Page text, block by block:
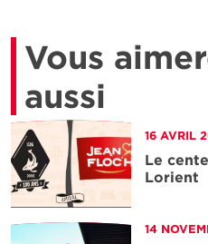
Vous
aussi
16 AVRIL
Le
Lorient
14